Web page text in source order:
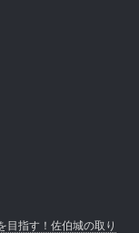
目指す！佐伯城の取り